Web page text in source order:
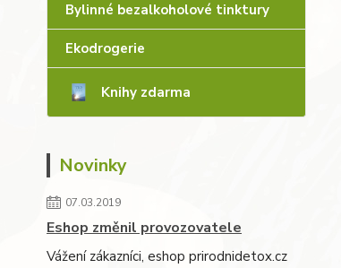
Bylinné bezalkoholové tinktury
Ekodrogerie
Knihy zdarma
Novinky
07.03.2019
Eshop změnil provozovatele
Vážení zákazníci, eshop prirodnidetox.cz